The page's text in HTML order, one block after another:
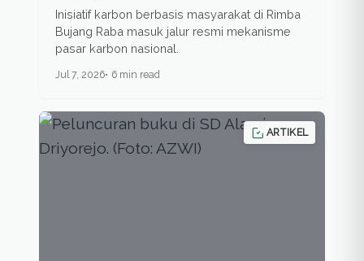
Inisiatif karbon berbasis masyarakat di Rimba
Bujang Raba masuk jalur resmi mekanisme
pasar karbon nasional.
Jul 7, 2026 6 min read
ARTIKEL